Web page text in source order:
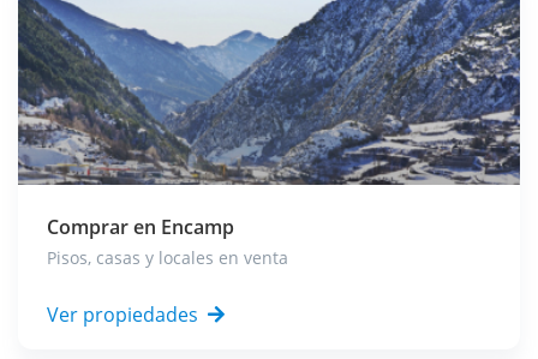
Comprar en Encamp
Pisos, casas y locales en venta
Ver propiedades